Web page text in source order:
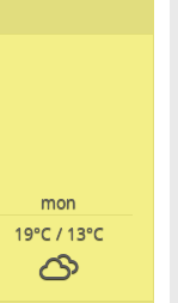
mon
19°C/ 13°C